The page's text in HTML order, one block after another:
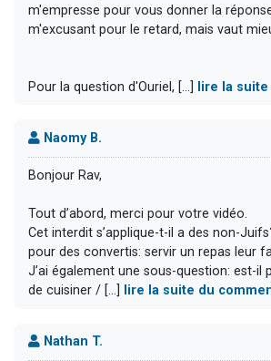
m'empresse pour vous donner la
m'excusant pour le retard, mais vaut
Pour la question d'Ouriel, [...] lire la
Naomy B.
Bonjour Rav,
Tout d’abord, merci pour votre vidéo.
Cet interdit s’applique-t-il a des non-
pour des convertis: servir un repas leur
J’ai également une sous-question: est-il
de cuisiner / [...]
lire la suite du
Nathan T.